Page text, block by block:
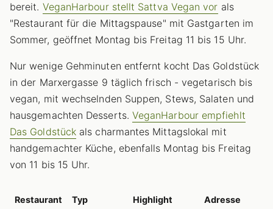
bereit. VeganHarbour stellt Sattva Vegan vor als
"Restaurant für die Mittagspause" mit Gastgarten im
Sommer, geöffnet Montag bis Freitag 11 bis 15 Uhr.
Nur wenige Gehminuten entfernt kocht Das Goldstück
in der Marxergasse 9 täglich frisch - vegetarisch bis
vegan, mit wechselnden Suppen, Stews, Salaten und
hausgemachten Desserts. VeganHarbour empfiehlt
Das Goldstück als charmantes Mittagslokal mit
handgemachter Küche, ebenfalls Montag bis Freitag
von 11 bis 15 Uhr.
Restaurant Typ Highlight Adresse